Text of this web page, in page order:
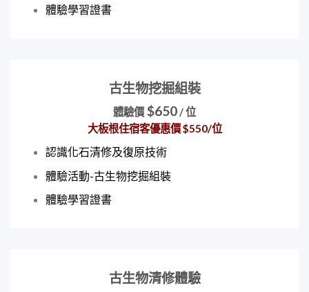
體驗學習證書
古生物挖掘組裝
體驗價$650/ 位
大板根住宿客優惠價 $550/位
認識化石清修及復原技術
體驗活動-古生物挖掘組裝
體驗學習證書
古生物清修體驗